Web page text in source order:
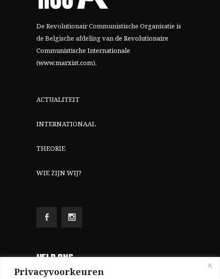
Privacyvoorkeuren
De Revolutionair Communistische Organisatie is
de Belgische afdeling vande Revolutionaire
Communistische Internationale
(www.marxist.com).
ACTUALITEIT
INTERNATIONAAL
THEORIE
WIE ZIJN WIJ?
HELP ONS